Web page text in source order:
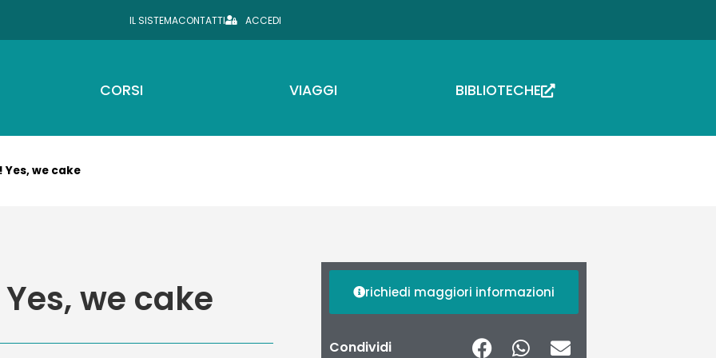
IL SISTEMACONTATTI ACCEDI
CORSI VIAGGI BIBLIOTECHE
Yes, we cake
we cake richiedi maggiori informazioni
Condividi